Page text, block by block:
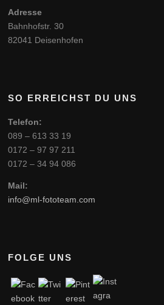
Adresse
Bahnhofstr. 30
82041 Deisenhofen
SO ERREICHST DU UNS
Telefon:
089 – 613 33 19
0172 – 97 97 211
0172 – 34 94 086
Mail:
info@ml-fototeam.com
FOLGE UNS